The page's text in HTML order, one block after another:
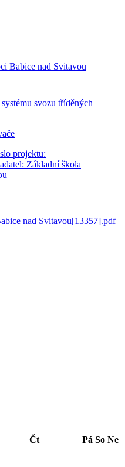
Babice nad Svitavou
svozu tříděných
projektu:
Základní škola
nad Svitavou[13357].pdf
Čt Pá So Ne